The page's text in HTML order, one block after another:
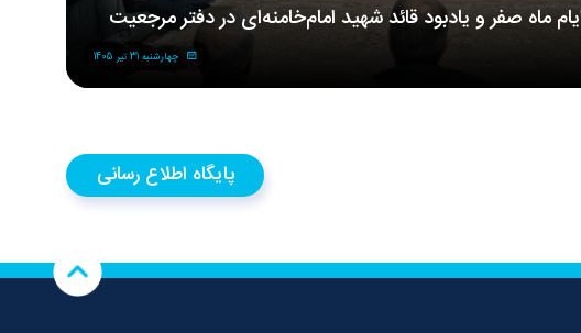
ماه صفر و یادبود قائد شهید امام‌خامنه‌ای در دفتر مرجعیت
چهارشنبه 31 تیر 1405
پایگاه اطلاع رسانی